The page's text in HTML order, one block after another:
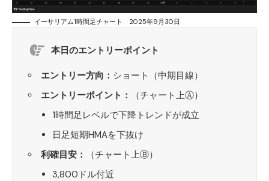
イーサリアム1時間足チャート 2025年9月30日
本日のエントリーポイント
エントリー方向： ショート（中期目線）
エントリーポイント：
（チャート上Ⓐ）
1時間足レベルで下降トレンドが成立
日足短期HMAを下抜け
利確目安：
（チャート上Ⓑ）
3,800ドル付近